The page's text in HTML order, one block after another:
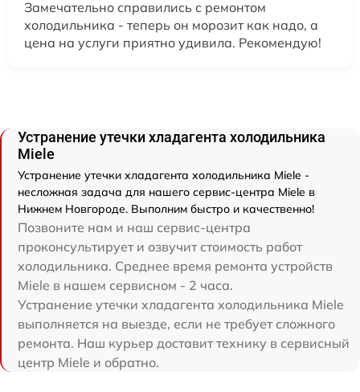
Замечательно справились с ремонтом
холодильника - теперь он морозит как надо, а
цена на услуги приятно удивила. Рекомендую!
Устранение утечки хладагента холодильника
Miele
Устранение утечки хладагента холодильника Miele -
несложная задача для нашего сервис-центра Miele в
Нижнем Новгороде. Выполним быстро и качественно!
Позвоните нам и наш сервис-центра
проконсультирует и озвучит стоимость работ
холодильника. Среднее время ремонта устройств
Miele в нашем сервисном - 2 часа.
Устранение утечки хладагента холодильника Miele
выполняется на выезде, если не требует сложного
ремонта. Наш курьер доставит технику в сервисный
центр Miele и обратно.